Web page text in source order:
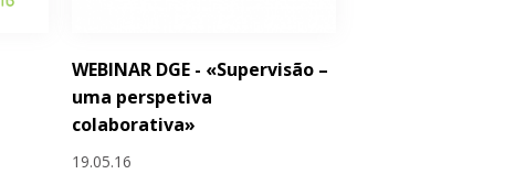
WEBINAR DGE - «Supervisão –
uma perspetiva
colaborativa»
19.05.16